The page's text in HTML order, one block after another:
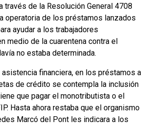
través de la Resolución General 4708
operatoria de los préstamos lanzados
ayudar a los trabajadores
medio de la cuarentena contra el
no estaba determinada.
financiera, en los préstamos a
de crédito se contempla la inclusión
que pagar el monotributista o el
Hasta ahora restaba que el organismo
Marcó del Pont les indicara a los